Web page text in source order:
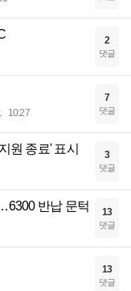
2
댓글
10:27
7
댓글
원 종료' 표시 3
댓글
반납 문턱 13
댓글
13
댓글